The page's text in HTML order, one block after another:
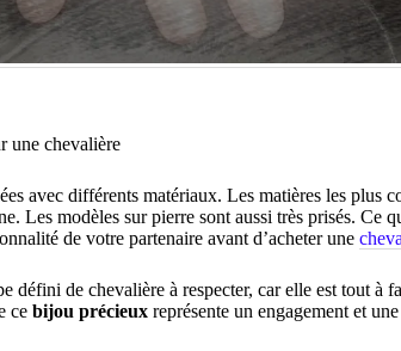
une chevalière
avec différents matériaux. Les matières les plus
Les modèles sur pierre sont aussi très prisés. Ce
de votre partenaire avant d’acheter une
défini de chevalière à respecter, car elle est tout à
cebijou précieux représente un engagement et